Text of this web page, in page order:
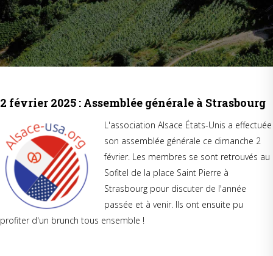
2 février 2025 : Assemblée générale à Strasbourg
L'association Alsace États-Unis a effectuée
son assemblée générale ce dimanche 2
février. Les membres se sont retrouvés au
Sofitel de la place Saint Pierre à
Strasbourg pour discuter de l'année
passée et à venir. Ils ont ensuite pu
profiter d'un brunch tous ensemble !